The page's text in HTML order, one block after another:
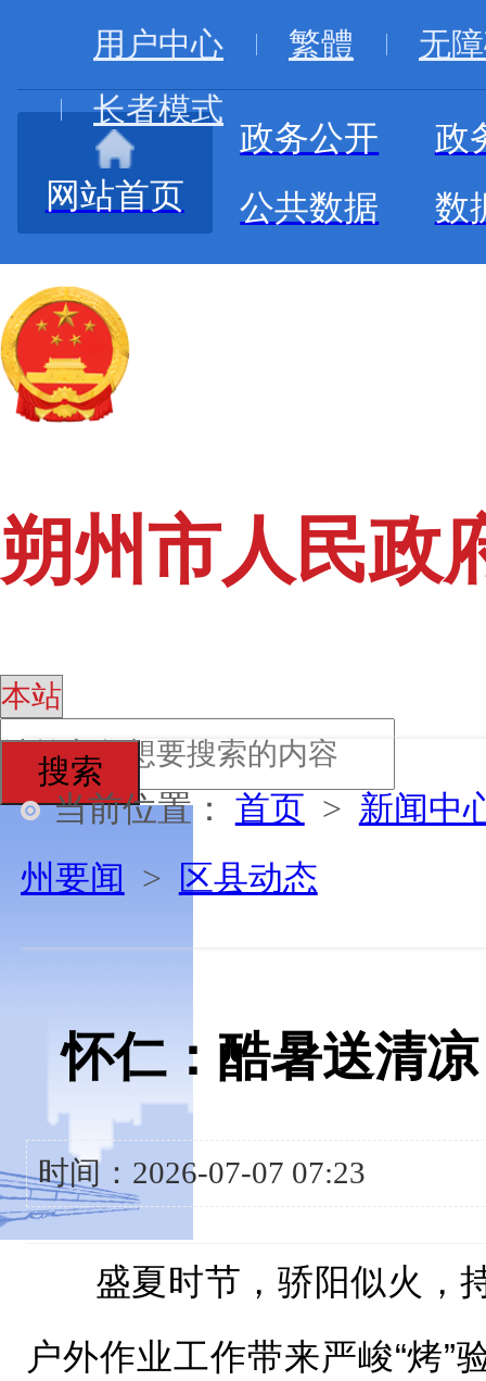
用户中心 繁體
无
长者模式
网站首页
政务公开
政
公共数据
数
朔州市人民政
搜索
当前位置： 首页 > 新闻中
州要闻 > 区县动态
怀仁：酷暑送清
时间：2026-07-07 07:23
盛夏时节，骄阳似火，
户外作业工作带来严峻“烤”